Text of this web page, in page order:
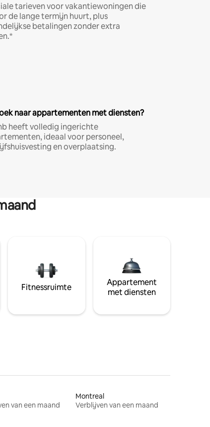
tarieven voor vakantiewoningen die
de lange termijn huurt, plus
betalingen zonder extra
naar appartementen met diensten?
heeft volledig ingerichte
ideaal voor personeel,
en overplaatsing.
Fitnessruimte
Appartement
met diensten
van een maand
Montreal
Verblijven van een maand